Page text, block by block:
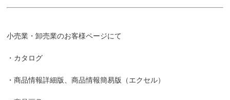
小売業・卸売業のお客様ページにて
・カタログ
・商品情報詳細版、商品情報簡易版（エクセル）